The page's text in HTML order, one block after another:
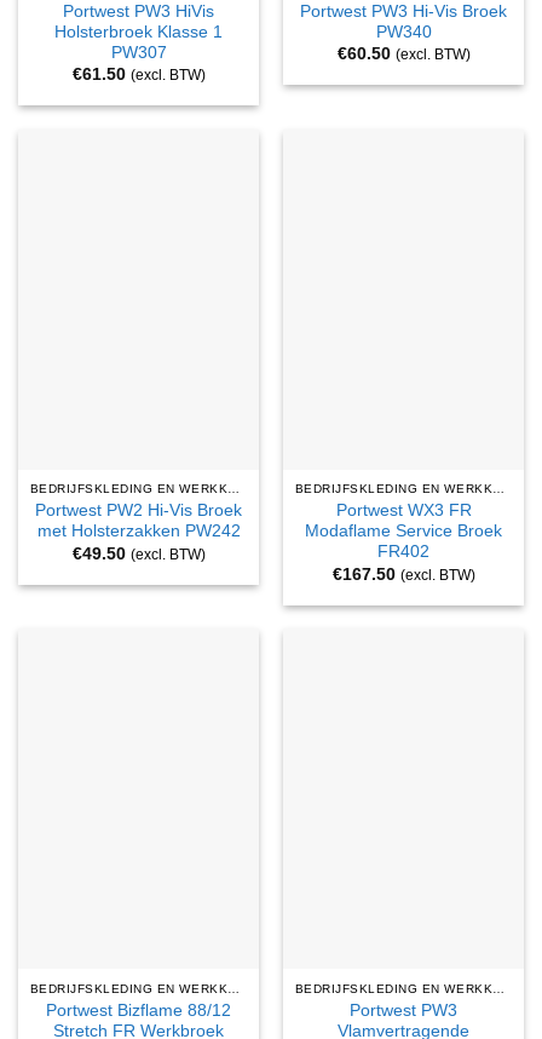
Portwest PW3 HiVis
Holsterbroek Klasse 1
PW307
€61.50 (excl. BTW)
Portwest PW3 Hi-Vis Broek
PW340
€60.50 (excl. BTW)
BEDRIJFSKLEDING EN WERKKLEDING
Portwest PW2 Hi-Vis Broek
met Holsterzakken PW242
€49.50 (excl. BTW)
BEDRIJFSKLEDING EN WERKKLEDING
Portwest WX3 FR
Modaflame Service Broek
FR402
€167.50 (excl. BTW)
Portwest Bizflame 88/12
Stretch FR Werkbroek
Portwest PW3
Vlamvertragende